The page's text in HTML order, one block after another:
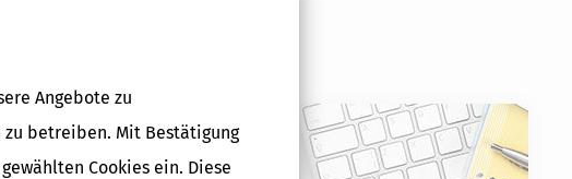
Angebote zu
betreiben. Mit Bestätigung
Cookies ein. Diese